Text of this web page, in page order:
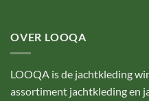
OVER LOOQA
LOOQA is de jachtkleding
assortiment jachtkleding en